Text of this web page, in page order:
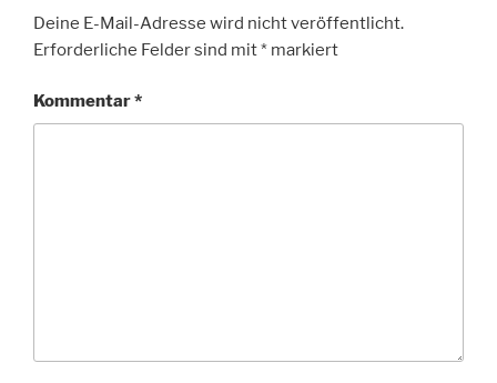
Deine E-Mail-Adresse wird nicht veröffentlicht.
Erforderliche Felder sind mit* markiert
Kommentar*